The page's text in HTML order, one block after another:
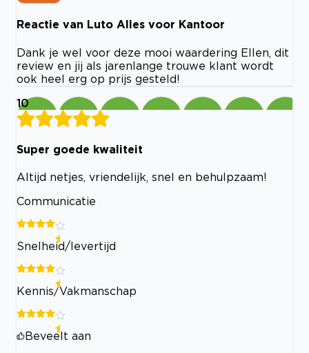
Reactie van Luto Alles voor Kantoor
Dank je wel voor deze mooi waardering Ellen, dit
review en jij als jarenlange trouwe klant wordt
ook heel erg op prijs gesteld!
10
Super goede kwaliteit
Altijd netjes, vriendelijk, snel en behulpzaam!
Communicatie
Snelheid/levertijd
Kennis/Vakmanschap
Beveelt aan